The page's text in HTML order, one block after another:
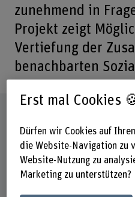
zunehmend in
Projekt zeigt
Vertiefung der
benachbarten
Beteiligte Departemente
Soziale Arbeit
Erst mal Cookies
Dürfen wir Cookies auf
die Website-Navigation zu
Website-Nutzung zu
Marketing zu unterstützen?